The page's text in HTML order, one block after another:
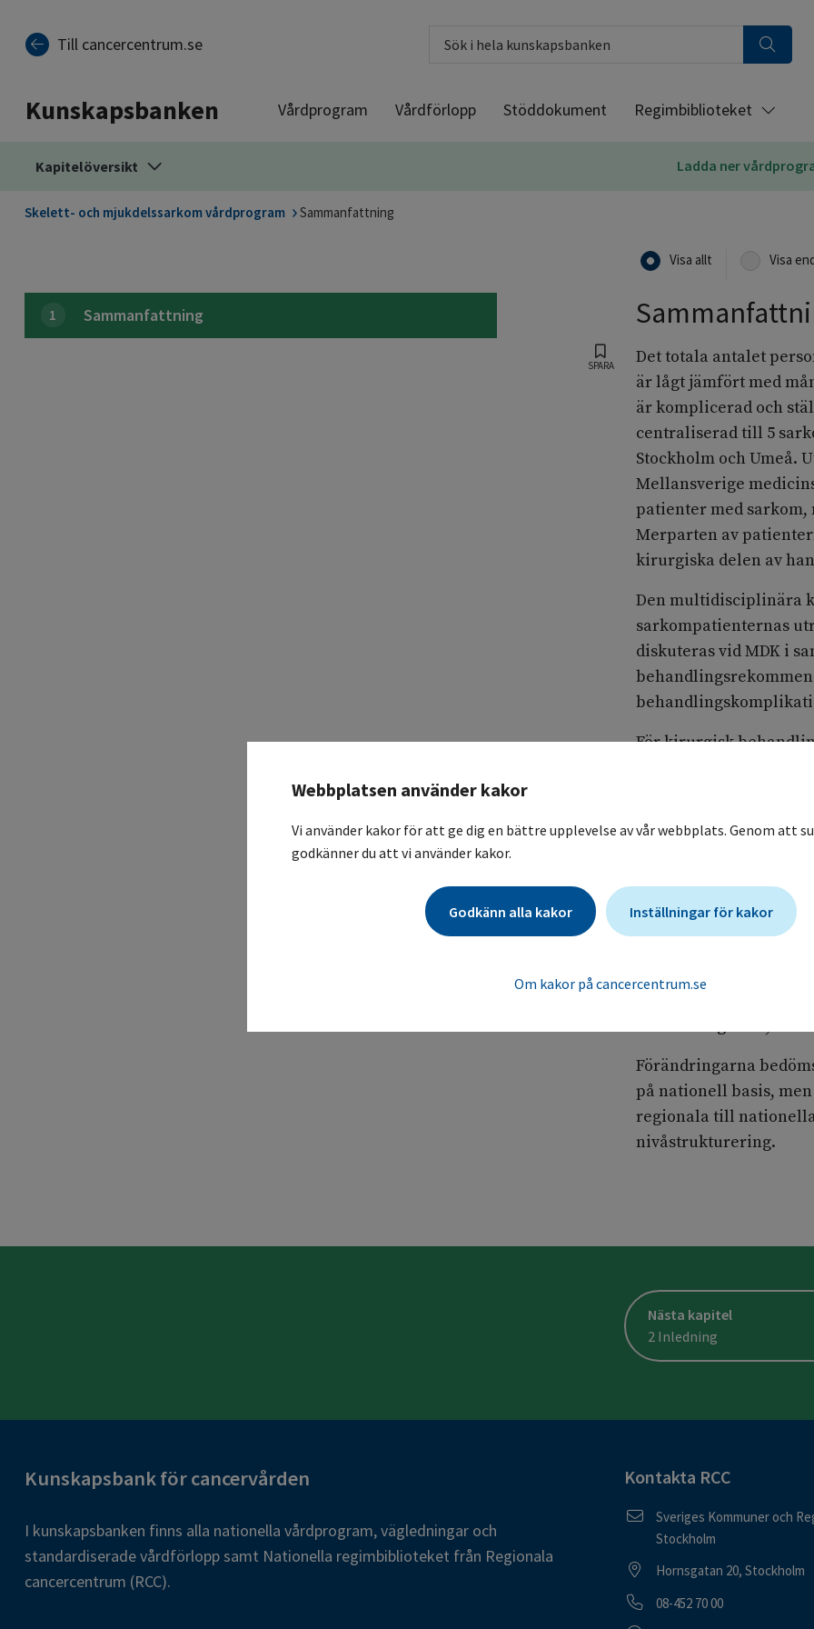
Till cancercentrum.se
Kunskapsbanken Vårdprogram Vårdförlopp Stöddokument Regimbiblioteket
Kapitelöversikt Ladda ner
Skelett- och mjukdelssarkom vårdprogram Sammanfattning
1 Sammanfattning
Visa allt Visa
SPARA
Det totala antalet
är lågt jämfört med
är komplicerad och
centraliserad till 5
Stockholm och Umeå.
Mellansverige
patienter med
Merparten av
kirurgiska delen av
Den multidisciplinära
sarkompatienternas
diskuteras vid MDK i
För kirurgisk
sarkomcentrum i
till förmån för
återfall. Korrekt
viktig för att minska
behandling inte kan
För onkologisk
organisationen av
ska ges av en
Uppföljning av
kvalitetsregistret, är
Förändringarna
på nationell basis,
regionala till
nivåstrukturering.
Nästa kapitel
2 Inledning
Webbplatsen använder kakor
Vi använder kakor för att ge dig en bättre upplevelse av vår webbplats. Genom att
godkänner du att vi använder kakor.
Godkänn alla kakor Inställningar för kakor
Om kakor på cancercentrum.se
Kunskapsbank för cancervården
I kunskapsbanken finns alla nationella vårdprogram, vägledningar och
standardiserade vårdförlopp samt Nationella regimbiblioteket från Regionala
cancercentrum (RCC).
Kontakta RCC
Postadress
Sveriges Kommuner och
Stockholm
Besöksadress
Hornsgatan 20, Stockholm
Telefonnummer
08-452 70 00